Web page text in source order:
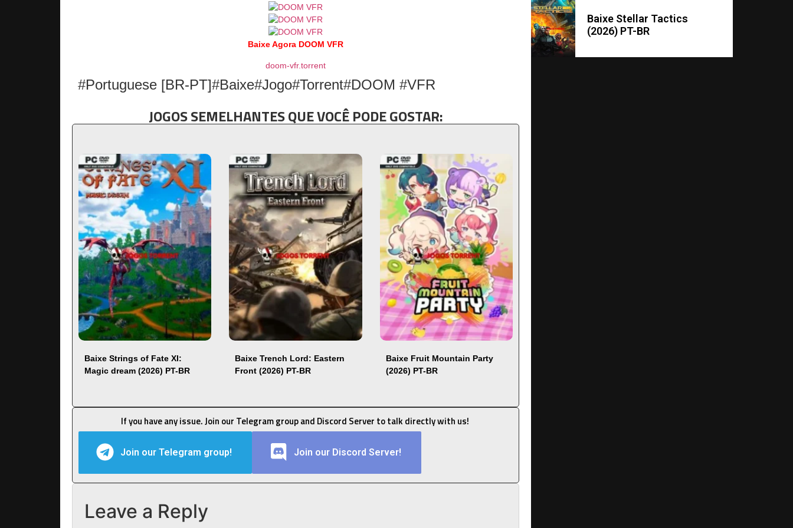
Baixe Agora DOOM VFR
doom-vfr.torrent
#Portuguese [BR-PT]#Baixe#Jogo#Torrent#DOOM #VFR
JOGOS SEMELHANTES QUE VOCÊ PODE GOSTAR:
Baixe Strings of Fate XI:
Magic dream (2026) PT-BR
Baixe Trench Lord: Eastern
Front (2026) PT-BR
Baixe Fruit Mountain Party
(2026) PT-BR
If you have any issue. Join our Telegram group and Discord Server to talk directly with us!
Join our Telegram group! Join our Discord Server!
Leave a Reply
Baixe Stellar Tactics
(2026) PT-BR